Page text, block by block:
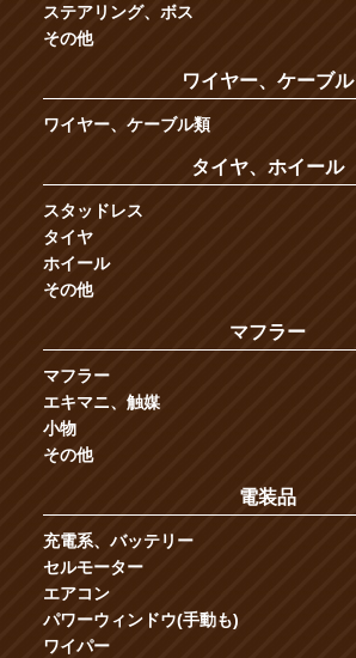
ステアリング、ボス
その他
ワイヤー、ケーブル
ワイヤー、ケーブル類
タイヤ、ホイール
スタッドレス
タイヤ
ホイール
その他
マフラー
マフラー
エキマニ、触媒
小物
その他
電装品
充電系、バッテリー
セルモーター
エアコン
パワーウィンドウ(手動も)
ワイパー